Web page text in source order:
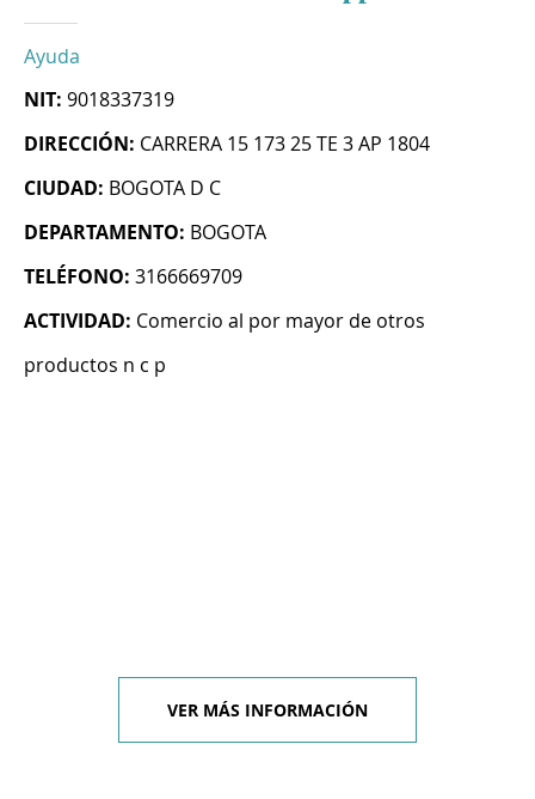
Ayuda
NIT: 9018337319
DIRECCIÓN: CARRERA 15 173 25 TE 3 AP 1804
CIUDAD: BOGOTA D C
DEPARTAMENTO: BOGOTA
TELÉFONO: 3166669709
ACTIVIDAD: Comercio al por mayor de otros
productos n c p
VER MÁS INFORMACIÓN